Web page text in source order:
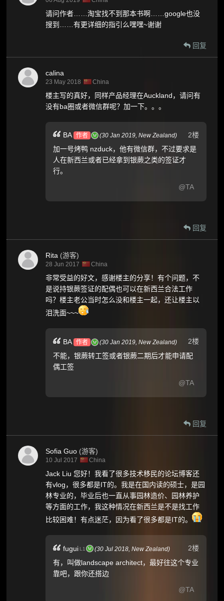
请问作者……淘宝找不到那本书啊……google也没
搜到……有更详细的指引么嘿嘿~谢谢
回复
calina
23 May 2018 China
楼主写的真好，同样产品经理在Auckland，请问有
没有ba圈或者微信群呢？加一下。。。
2楼
BA 作者 (30 Jan 2019,New Zealand)
加一号烤鸭 nzduck，他有微信群，不过要求是
人在新西兰或者已经拿到银蕨之类的签证才
行。
@TA
回复
Rita (游客)
28 Jun 2017 China
非常受益的好文，感谢楼主的分享！有个问题，不
是说持银蕨签证的配偶也可以在新西兰合法工作
吗？楼主老公当时怎么没和楼主一起，还让楼主以
泪洗面~~~
2楼
BA 作者 (30 Jan 2019,New Zealand)
不能，银蕨转工签或者银蕨二期后才能申请配
偶工签
@TA
回复
Sofia Guo (游客)
10 Jul 2017 China
Jack Liu 您好！我看了很多技术移民的论坛博客还
有vlog，很多都是IT的。我是在国内读的硕士，是园
林专业的，毕业后也一直从事园林造价、园林养护
等方面的工作，我这种情况在新西兰是不是找工作
比较困难！有点迷茫，因为看了很多都是IT的。
2楼
fugui L1 (30 Jul 2018,New Zealand)
有，叫做landscape architect，最好往这个专业
靠吧，跟你还搭边
@TA